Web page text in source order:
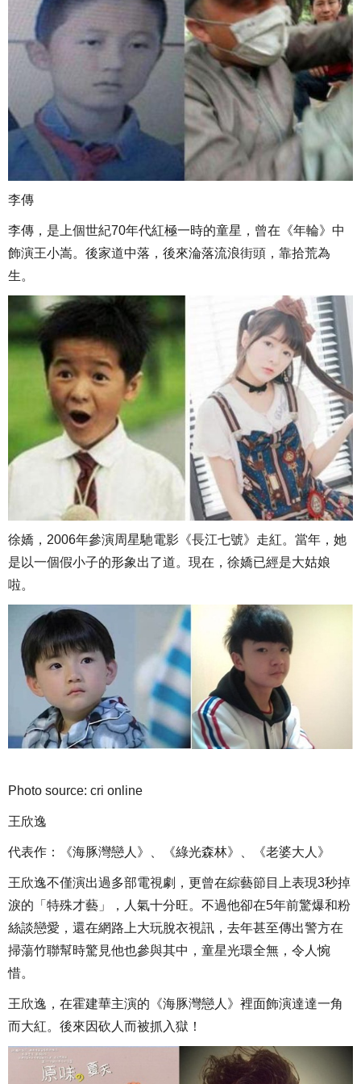
李傳
李傳，是上個世紀70年代紅極一時的童星，曾在《年輪》中
飾演王小嵩。後家道中落，後來淪落流浪街頭，靠拾荒為
生。
徐嬌，2006年參演周星馳電影《長江七號》走紅。當年，她
是以一個假小子的形象出了道。現在，徐嬌已經是大姑娘
啦。
Photo source: cri online
王欣逸
代表作：《海豚灣戀人》、《綠光森林》、《老婆大人》
王欣逸不僅演出過多部電視劇，更曾在綜藝節目上表現3秒掉
淚的「特殊才藝」，人氣十分旺。不過他卻在5年前驚爆和粉
絲談戀愛，還在網路上大玩脫衣視訊，去年甚至傳出警方在
掃蕩竹聯幫時驚見他也參與其中，童星光環全無，令人惋
惜。
王欣逸，在霍建華主演的《海豚灣戀人》裡面飾演達達一角
而大紅。後來因砍人而被抓入獄！